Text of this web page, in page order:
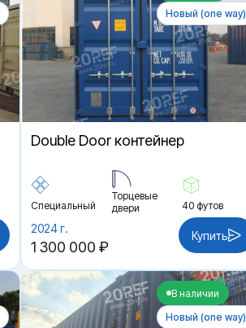
Новый (one way)
Double Door контейнер
Специальный
Торцевые
двери
40 футов
2024 г.
1 300 000 ₽
Купить
В наличии
Новый (one way)